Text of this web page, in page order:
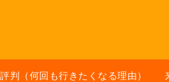
判（何回も行きたくなる理由）